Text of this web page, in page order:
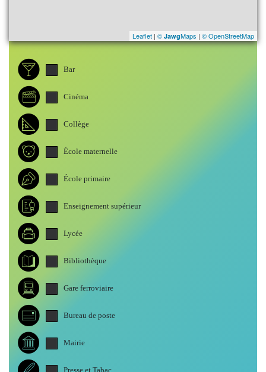
Leaflet | © JawgMaps | © OpenStreetMap
Bar
Cinéma
Collège
École maternelle
École primaire
Enseignement supérieur
Lycée
Bibliothèque
Gare ferroviaire
Bureau de poste
Mairie
Presse et Tabac